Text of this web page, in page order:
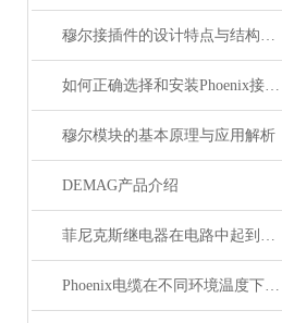
穆尔接插件的设计特点与结构优化
如何正确选择和安装Phoenix接插件以确保其性能？
穆尔模块的基本原理与应用解析
DEMAG产品介绍
菲尼克斯继电器在电路中起到什么作用？
Phoenix电缆在不同环境温度下的性能表现如何？